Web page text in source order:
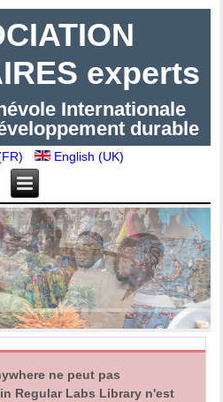
experts
Internationale
durable
English (UK)
ne peut pas
Regular Labs Library n'est